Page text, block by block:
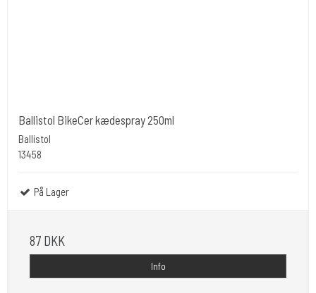
Ballistol BikeCer kædespray 250ml
Ballistol
13458
På Lager
87 DKK
Info